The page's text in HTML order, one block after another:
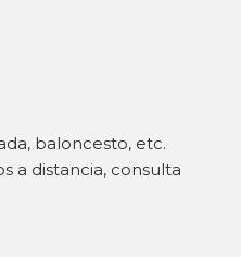
baloncesto, etc.
a distancia, consulta